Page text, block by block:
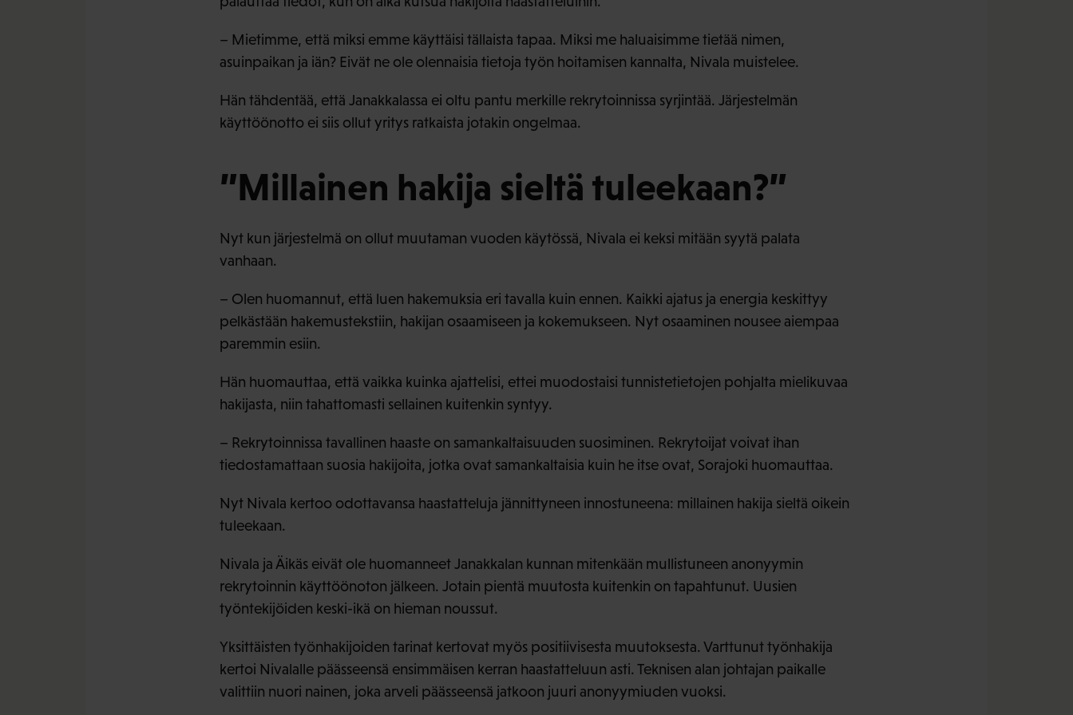
– Mietimme, että miksi emme käyttäisi tällaista tapaa. Miksi me haluaisimme tietää nimen,
asuinpaikan ja iän? Eivät ne ole olennaisia tietoja työn hoitamisen kannalta, Nivala muistelee.
Hän tähdentää, että Janakkalassa ei oltu pantu merkille rekrytoinnissa syrjintää. Järjestelmän
käyttöönotto ei siis ollut yritys ratkaista jotakin ongelmaa.
”Millainen hakija sieltä tuleekaan?”
Nyt kun järjestelmä on ollut muutaman vuoden käytössä, Nivala ei keksi mitään syytä palata
vanhaan.
– Olen huomannut, että luen hakemuksia eri tavalla kuin ennen. Kaikki ajatus ja energia keskittyy
pelkästään hakemustekstiin, hakijan osaamiseen ja kokemukseen. Nyt osaaminen nousee aiempaa
paremmin esiin.
Hän huomauttaa, että vaikka kuinka ajattelisi, ettei muodostaisi tunnistetietojen pohjalta mielikuvaa
hakijasta, niin tahattomasti sellainen kuitenkin syntyy.
– Rekrytoinnissa tavallinen haaste on samankaltaisuuden suosiminen. Rekrytoijat voivat ihan
tiedostamattaan suosia hakijoita, jotka ovat samankaltaisia kuin he itse ovat, Sorajoki huomauttaa.
Nyt Nivala kertoo odottavansa haastatteluja jännittyneen innostuneena: millainen hakija sieltä oikein
tuleekaan.
Nivala ja Äikäs eivät ole huomanneet Janakkalan kunnan mitenkään mullistuneen anonyymin
rekrytoinnin käyttöönoton jälkeen. Jotain pientä muutosta kuitenkin on tapahtunut. Uusien
työntekijöiden keski-ikä on hieman noussut.
Yksittäisten työnhakijoiden tarinat kertovat myös positiivisesta muutoksesta. Varttunut työnhakija
kertoi Nivalalle päässeensä ensimmäisen kerran haastatteluun asti. Teknisen alan johtajan paikalle
valittiin nuori nainen, joka arveli päässeensä jatkoon juuri anonyymiuden vuoksi.